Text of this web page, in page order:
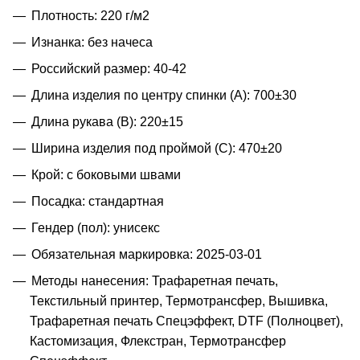
Плотность: 220 г/м2
Изнанка: без начеса
Российский размер: 40-42
Длина изделия по центру спинки (A): 700±30
Длина рукава (B): 220±15
Ширина изделия под проймой (С): 470±20
Крой: с боковыми швами
Посадка: стандартная
Гендер (пол): унисекс
Обязательная маркировка: 2025-03-01
Методы нанесения: Трафаретная печать,
Текстильный принтер, Термотрансфер, Вышивка,
Трафаретная печать Спецэффект, DTF (Полноцвет),
Кастомизация, Флекстран, Термотрансфер